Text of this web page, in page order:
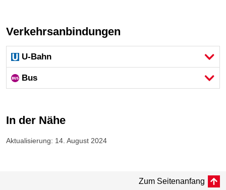
Verkehrsanbindungen
U-Bahn
Bus
In der Nähe
Aktualisierung: 14. August 2024
Zum Seitenanfang